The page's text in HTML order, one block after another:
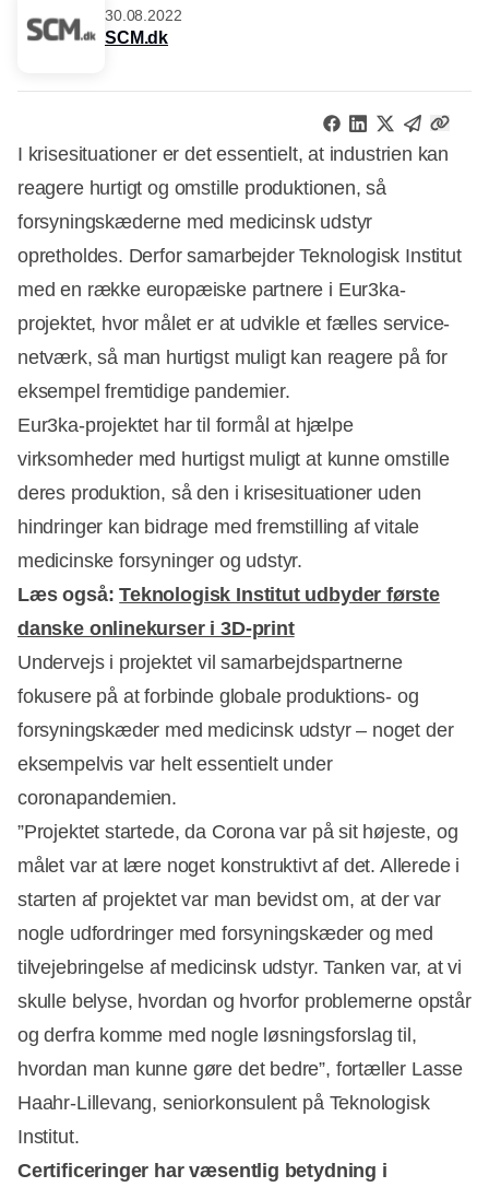
30.08.2022
SCM.dk
I krisesituationer er det essentielt, at industrien kan
reagere hurtigt og omstille produktionen, så
forsyningskæderne med medicinsk udstyr
opretholdes. Derfor samarbejder Teknologisk Institut
med en række europæiske partnere i Eur3ka-
projektet, hvor målet er at udvikle et fælles service-
netværk, så man hurtigst muligt kan reagere på for
eksempel fremtidige pandemier.
Eur3ka-projektet har til formål at hjælpe
virksomheder med hurtigst muligt at kunne omstille
deres produktion, så den i krisesituationer uden
hindringer kan bidrage med fremstilling af vitale
medicinske forsyninger og udstyr.
Læs også:Teknologisk Institut udbyder første
danske onlinekurser i 3D-print
Undervejs i projektet vil samarbejdspartnerne
fokusere på at forbinde globale produktions- og
forsyningskæder med medicinsk udstyr – noget der
eksempelvis var helt essentielt under
coronapandemien.
”Projektet startede, da Corona var på sit højeste, og
målet var at lære noget konstruktivt af det. Allerede i
starten af projektet var man bevidst om, at der var
nogle udfordringer med forsyningskæder og med
tilvejebringelse af medicinsk udstyr. Tanken var, at vi
skulle belyse, hvordan og hvorfor problemerne opstår
og derfra komme med nogle løsningsforslag til,
hvordan man kunne gøre det bedre”, fortæller Lasse
Haahr-Lillevang, seniorkonsulent på Teknologisk
Institut.
Certificeringer har væsentlig betydning i